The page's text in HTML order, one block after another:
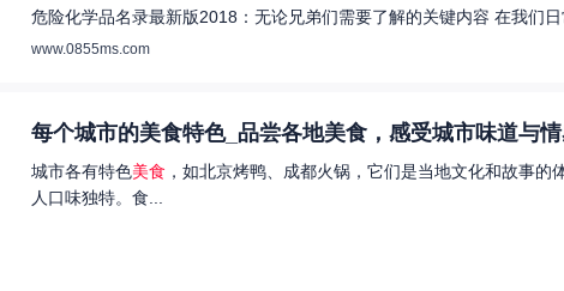
危险化学品名录最新版2018：无论兄弟们需要了解的关键内容 在我们
www.0855ms.com
每个城市的美食特色_品尝各地美食，感受城市味道与
城市各有特色美食 ，如北京烤鸭、成都火锅，它们是当地文化和故事
人口味独特。食...